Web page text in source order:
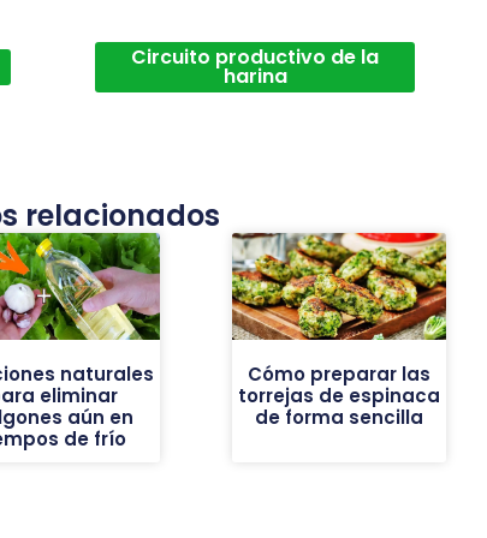
Circuito productivo de la
harina
relacionados
naturales
eliminar
aún en
de frío
Cómo preparar las
torrejas de espinaca
de forma sencilla